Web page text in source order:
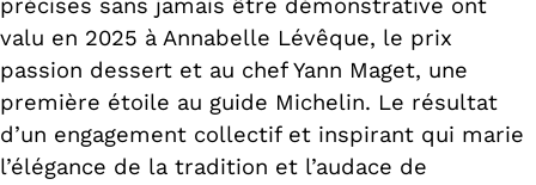
précises sans jamais être démonstrative ont
valu en 2025 à Annabelle Lévêque, le prix
passion dessert et au chef Yann Maget, une
première étoile au guide Michelin. Le résultat
d’un engagement collectif et inspirant qui marie
l’élégance de la tradition et l’audace de